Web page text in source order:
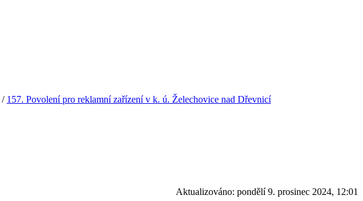
/ 157. Povolení pro reklamní zařízení v k. ú. Želechovice nad Dřevnicí
Aktualizováno: pondělí 9. prosinec 2024, 12:01